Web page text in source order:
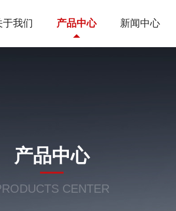
于我们 产品中心 新闻中心
产品中心
CENTER